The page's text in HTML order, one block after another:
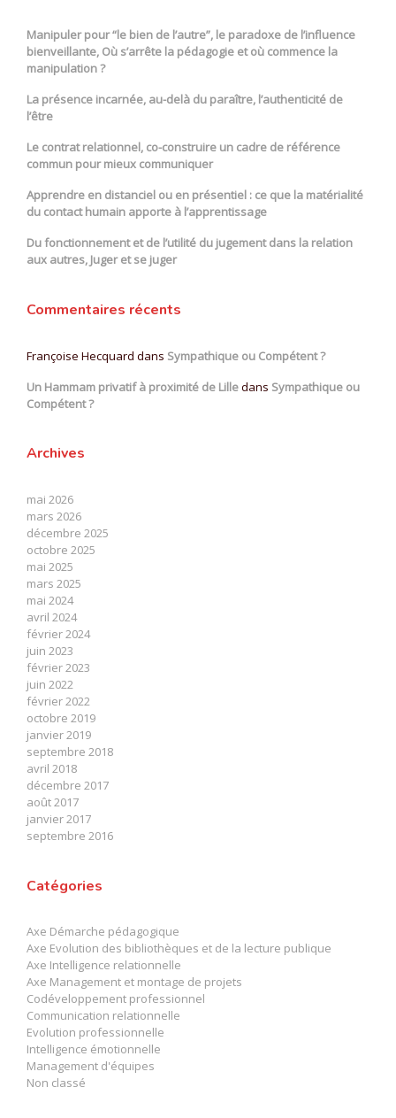
Manipuler pour “le bien de l’autre”, le paradoxe de l’influence
bienveillante, Où s’arrête la pédagogie et où commence la
manipulation ?
La présence incarnée, au-delà du paraître, l’authenticité de
l’être
Le contrat relationnel, co-construire un cadre de référence
commun pour mieux communiquer
Apprendre en distanciel ou en présentiel : ce que la matérialité
du contact humain apporte à l’apprentissage
Du fonctionnement et de l’utilité du jugement dans la relation
aux autres, Juger et se juger
Commentaires récents
Françoise Hecquard dans Sympathique ou Compétent ?
Un Hammam privatif à proximité de Lilledans Sympathique ou
Compétent ?
Archives
mai 2026
mars 2026
décembre 2025
octobre 2025
mai 2025
mars 2025
mai 2024
avril 2024
février 2024
juin 2023
février 2023
juin 2022
février 2022
octobre 2019
janvier 2019
septembre 2018
avril 2018
décembre 2017
août 2017
janvier 2017
septembre 2016
Catégories
Axe Démarche pédagogique
Axe Evolution des bibliothèques et de la lecture publique
Axe Intelligence relationnelle
Axe Management et montage de projets
Codéveloppement professionnel
Communication relationnelle
Evolution professionnelle
Intelligence émotionnelle
Management d'équipes
Non classé
evolve theme by Theme4Press • Powered by